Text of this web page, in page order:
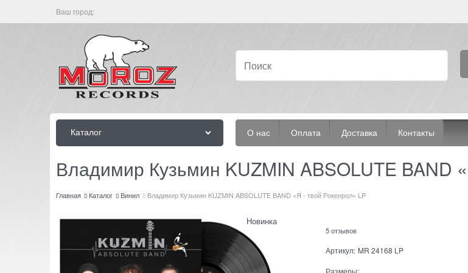
Ваш город:
Каталог О нас Оплата Доставка Контакты
Владимир Кузьмин KUZMIN ABSOLUTE BAND
Главная Каталог Винил Владимир Кузьмин KUZMIN ABSOLUTE BAND «Я - твой Рокенрол» LP
Новинка
5 отзывов
Артикул: MR 24168 LP